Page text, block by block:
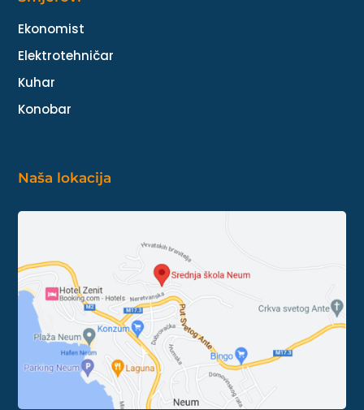
Ekonomist
Elektrotehničar
Kuhar
Konobar
Naša lokacija